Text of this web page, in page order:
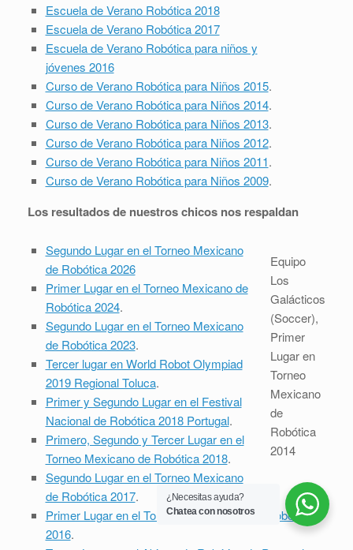
Escuela de Verano Robótica 2018
Escuela de Verano Robótica 2017
Escuela de Verano Robótica para niños y
jóvenes 2016
Curso de Verano Robótica para Niños 2015.
Curso de Verano Robótica para Niños 2014.
Curso de Verano Robótica para Niños 2013.
Curso de Verano Robótica para Niños 2012.
Curso de Verano Robótica para Niños 2011.
Curso de Verano Robótica para Niños 2009.
Los resultados de nuestros chicos nos respaldan
Equipo
Los
Galácticos
(Soccer),
Primer
Lugar en
Torneo
Mexicano
de
Robótica
2014
Segundo Lugar en el Torneo Mexicano
de Robótica 2026
Primer Lugar en el Torneo Mexicano de
Robótica 2024.
Segundo Lugar en el Torneo Mexicano
de Robótica 2023.
Tercer lugar en World Robot Olympiad
2019 Regional Toluca.
Primer y Segundo Lugar en el Festival
Nacional de Robótica 2018 Portugal.
Primero, Segundo y Tercer Lugar en el
Torneo Mexicano de Robótica 2018.
Segundo Lugar en el Torneo Mexicano
de Robótica 2017.
Primer Lugar en el Torneo Veracruzano de Robótica
2016.
¿Necesitas ayuda?
Chatea con nosotros